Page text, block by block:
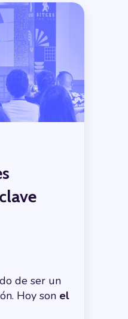
de ser un
Hoy son el